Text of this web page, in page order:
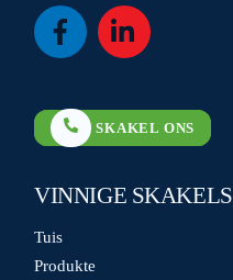
Icon
Icon
SKAKEL ONS
VINNIGE SKAKELS
Tuis
Produkte